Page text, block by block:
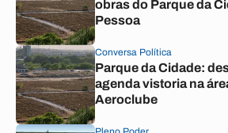
obras do Parque da
Pessoa
Conversa Política
Parque da Cidade:
agenda vistoria na
Aeroclube